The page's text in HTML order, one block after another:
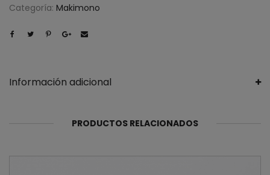
Categoría: Makimono
Información adicional
PRODUCTOS RELACIONADOS